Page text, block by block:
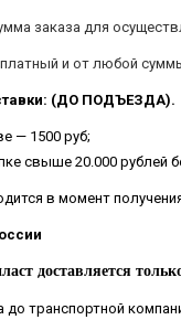
заказа для
и от любой
(ДО ПОДЪЕЗДА).
— 1500 руб;
свыше 20.000 рублей
в момент
доставляется
до транспортной